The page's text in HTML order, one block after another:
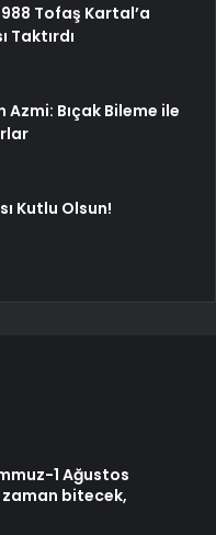
Tofaş Kartal’a
Taktırdı
Azmi: Bıçak Bileme ile
Kutlu Olsun!
1 Ağustos
bitecek,